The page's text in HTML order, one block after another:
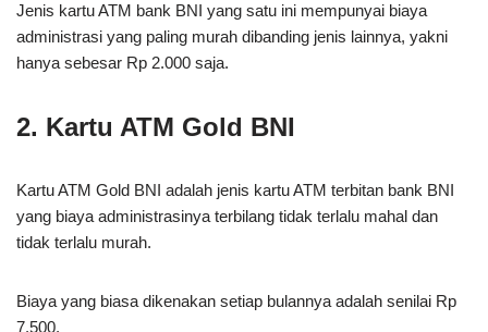
Jenis kartu ATM bank BNI yang satu ini mempunyai biaya
administrasi yang paling murah dibanding jenis lainnya, yakni
hanya sebesar Rp 2.000 saja.
2. Kartu ATM Gold BNI
Kartu ATM Gold BNI adalah jenis kartu ATM terbitan bank BNI
yang biaya administrasinya terbilang tidak terlalu mahal dan
tidak terlalu murah.
Biaya yang biasa dikenakan setiap bulannya adalah senilai Rp
7.500.